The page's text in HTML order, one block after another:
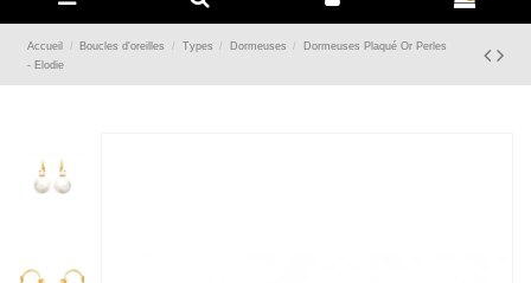
Accueil Boucles d'oreilles Types Dormeuses
Dormeuses Plaqué Or Perles
- Elodie